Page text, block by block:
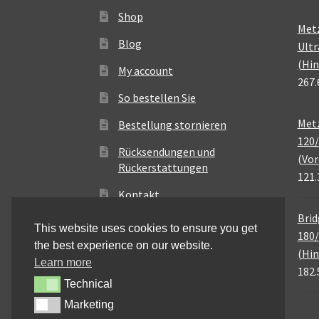
Shop
Blog
My account
So bestellen Sie
Bestellung stornieren
Rücksendungen und
Rückerstattungen
Kontakt
This website uses cookies to ensure you get
the best experience on our website.
Learn more
TechnicalTechnical
MarketingMarketing